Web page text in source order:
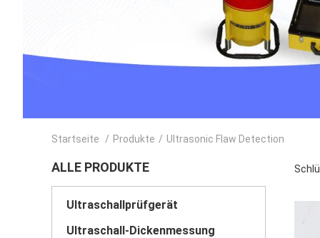
Startseite / Produkte / Ultrasonic Flaw Detection
ALLE PRODUKTE
Ultraschallprüfgerät
Ultraschall-Dickenmessung